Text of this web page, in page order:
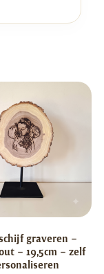
graveren –
– 19,5cm – zelf